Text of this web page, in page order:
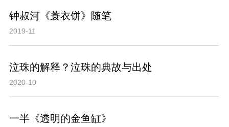
钟叔河《蓑衣饼》随笔
2019-11
泣珠的解释？泣珠的典故与出处
2020-10
一半《透明的金鱼缸》